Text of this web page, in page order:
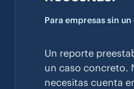
Para empresas sin
Un reporte
un caso concreto.
necesitas cuenta